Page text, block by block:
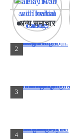
अन्य समाचार
1
2
3
4